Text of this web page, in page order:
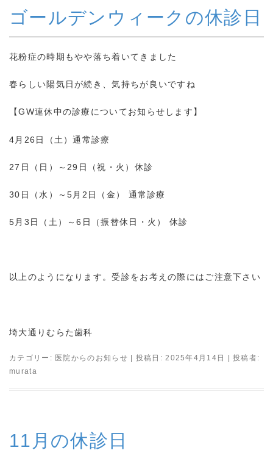
ゴールデンウィークの休診日
花粉症の時期もやや落ち着いてきました
春らしい陽気日が続き、気持ちが良いですね
【GW連休中の診療についてお知らせします】
4月26日（土）通常診療
27日（日）～29日（祝・火）休診
30日（水）～5月2日（金） 通常診療
5月3日（土）～6日（振替休日・火） 休診
以上のようになります。受診をお考えの際にはご注意下さい
埼大通りむらた歯科
カテゴリー: 医院からのお知らせ | 投稿日: 2025年4月14日 |投稿者:
murata
11月の休診日